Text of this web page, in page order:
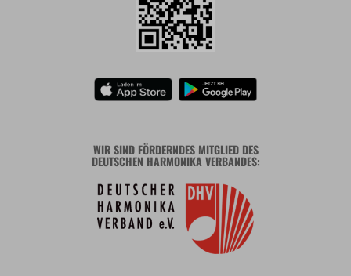
WIR SIND FÖRDERNDES MITGLIED DES
DEUTSCHEN HARMONIKA VERBANDES: